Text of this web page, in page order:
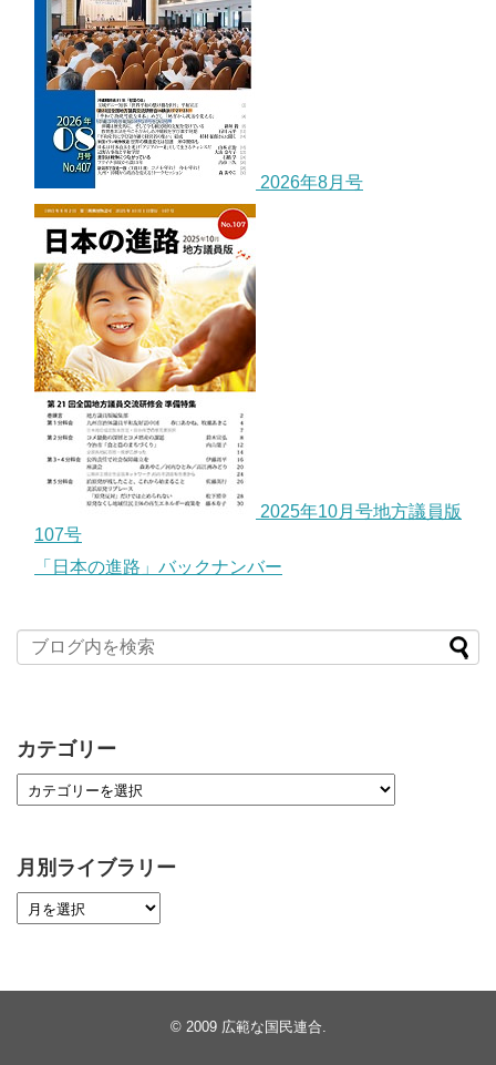
2026年8月号
2025年10月号地方議員版
107号
「日本の進路」バックナンバー
カテゴリー
月別ライブラリー
© 2009 広範な国民連合